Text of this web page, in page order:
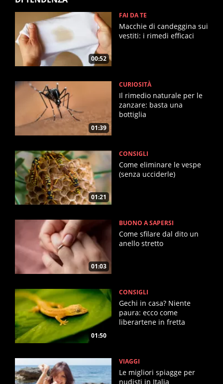
00:52
FAI DA TE
Macchie di candeggina sui
vestiti: i rimedi efficaci
01:39
CURIOSITÀ
Il rimedio naturale per le
zanzare: basta una
bottiglia
01:21
CONSIGLI
Come eliminare le vespe
(senza ucciderle)
01:03
BUONO A SAPERSI
Come sfilare dal dito un
anello stretto
01:50
CONSIGLI
Gechi in casa? Niente
paura: ecco come
liberartene in fretta
VIAGGI
Le migliori spiagge per
nudisti in Italia